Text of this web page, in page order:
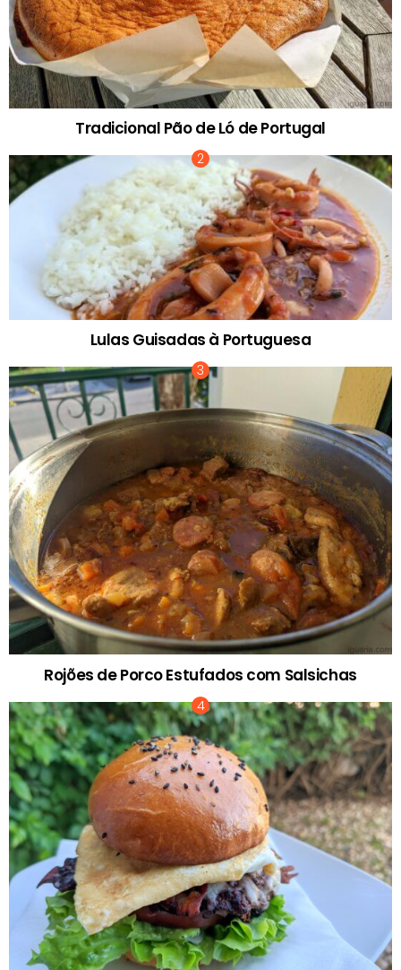
Tradicional Pão de Ló de Portugal
Lulas Guisadas à Portuguesa
Rojões de Porco Estufados com Salsichas